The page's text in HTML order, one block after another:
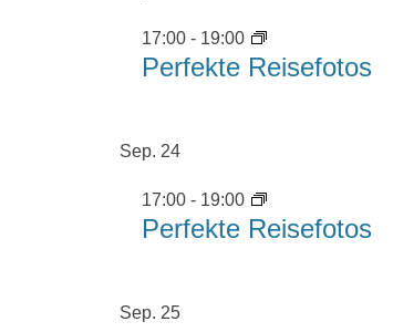
17:00 - 19:00
Perfekte Reisefotos
Sep. 24
17:00 - 19:00
Perfekte Reisefotos
Sep. 25